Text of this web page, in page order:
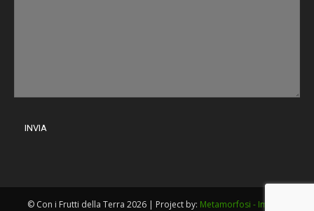
© Con i Frutti della Terra 2026 | Project by: Metamorfosi - Imola